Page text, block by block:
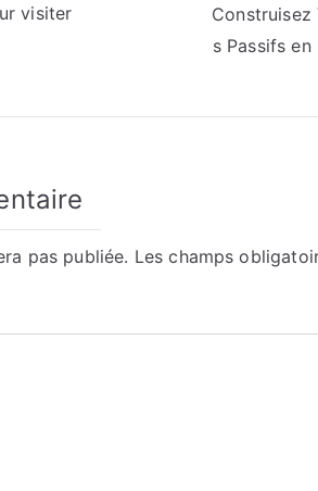
visiter
Construisez
s Passifs
pas publiée. Les champs